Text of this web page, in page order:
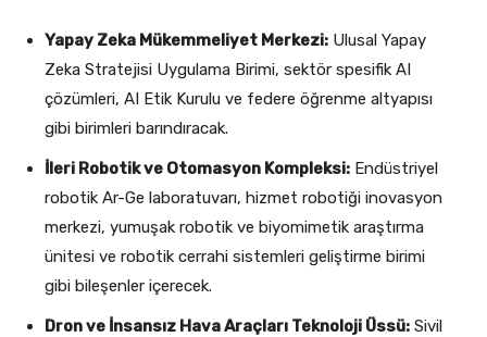
Yapay Zeka Mükemmeliyet Merkezi: Ulusal Yapay
Zeka Stratejisi Uygulama Birimi, sektör spesifik AI
çözümleri, AI Etik Kurulu ve federe öğrenme altyapısı
gibi birimleri barındıracak.
İleri Robotik ve Otomasyon Kompleksi: Endüstriyel
robotik Ar-Ge laboratuvarı, hizmet robotiği inovasyon
merkezi, yumuşak robotik ve biyomimetik araştırma
ünitesi ve robotik cerrahi sistemleri geliştirme birimi
gibi bileşenler içerecek.
Dron ve İnsansız Hava Araçları Teknoloji Üssü: Sivil